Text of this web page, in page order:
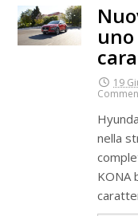
19
nella
KONA